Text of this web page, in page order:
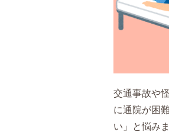
交通事故や
に通院が困
い」と悩み